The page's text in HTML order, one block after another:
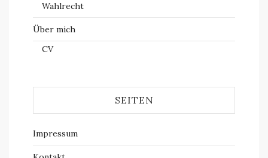
Wahlrecht
Über mich
CV
SEITEN
Impressum